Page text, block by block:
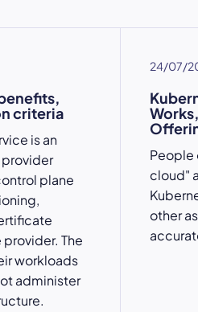
criteria
is an
plane
The
workloads
administer
24/07/
People
cloud"
other